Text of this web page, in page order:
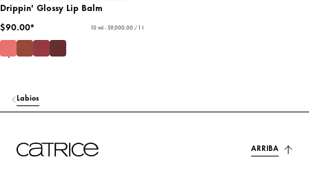
Drippin' Glossy Lip Balm
$90.00*
10 ml - $9,000.00 / 1 l
Labios
ARRIBA